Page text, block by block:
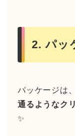
2. パッ
パッケージは
通るようなク
✨